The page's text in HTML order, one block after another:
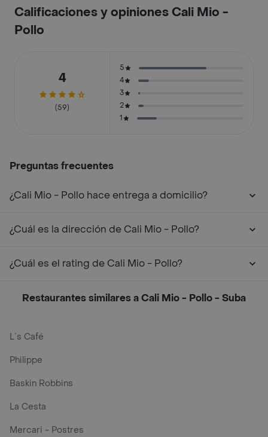
Calificaciones y opiniones Cali Mio -
Pollo
4
(59)
5
4
3
2
1
Preguntas frecuentes
¿Cali Mio - Pollo hace entrega a domicilio?
¿Cuál es la dirección de Cali Mio - Pollo?
¿Cuál es el rating de Cali Mio - Pollo?
Restaurantes similares a Cali Mio - Pollo - Suba
L´s Café
Philippe
Baskin Robbins
La Cesta
Mercari - Postres